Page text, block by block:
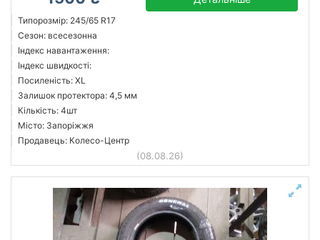
Типорозмір: 245/65 R17
Сезон: всесезонна
Індекс навантаження:
Індекс швидкості:
Посиленість: XL
Залишок протектора: 4,5 мм
Кількість: 4шт
Місто: Запоріжжя
Продавець: Колесо-Центр
(08.08.26)